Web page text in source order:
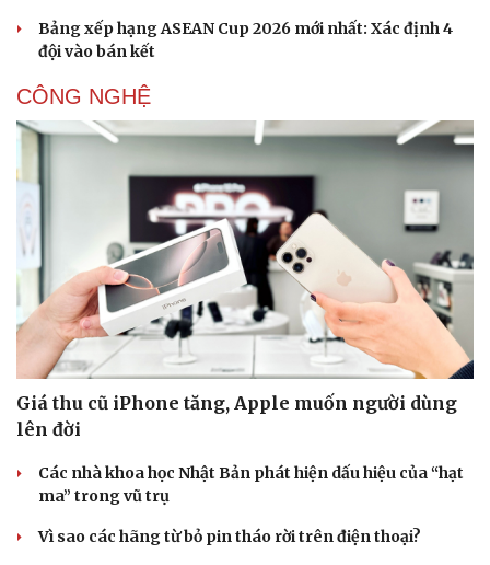
Cải chính
Bảng xếp hạng ASEAN Cup 2026 mới nhất: Xác định 4
đội vào bán kết
CÔNG NGHỆ
Giá thu cũ iPhone tăng, Apple muốn người dùng
lên đời
Các nhà khoa học Nhật Bản phát hiện dấu hiệu của “hạt
ma” trong vũ trụ
Vì sao các hãng từ bỏ pin tháo rời trên điện thoại?